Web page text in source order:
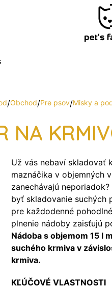
/Obchod/Pre psov/Misky a
NA
Už vás nebaví skladovať
maznáčika v objemných
zanechávajú
byť skladovanie suchých
pre každodenné
plnenie nádoby zaisťujú
Nádoba s objemom 15 l
suchého krmiva v
krmiva.
KĽÚČOVÉ VLASTNOSTI